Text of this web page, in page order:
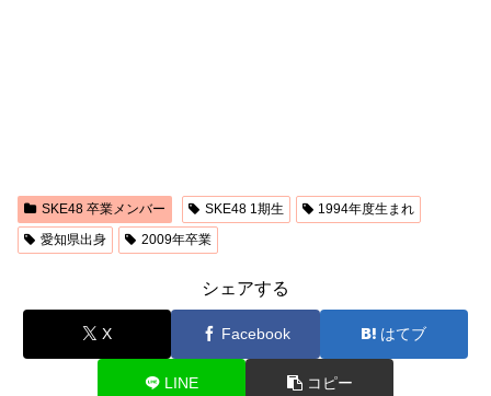
SKE48 卒業メンバー SKE48 1期生
1994年度生まれ
愛知県出身
2009年卒業
シェアする
X Facebook はてブ
LINE コピー